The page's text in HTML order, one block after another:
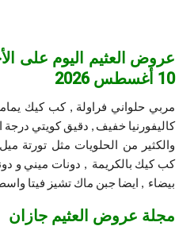
عروض العثيم اليوم على
10 أغسطس 2026
مربي حلواني فراولة , كب كيك
كاليفورنيا خفيف , دقيق كويتي
والكثير من الحلويات مثل
كب كيك بالكريمة , دونات ميني و
بيضاء , ايضا جبن ماك تشيز فيتا
مجلة عروض العثيم جازان